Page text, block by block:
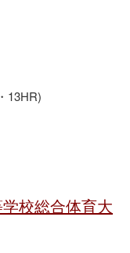
13HR)
校総合体育大